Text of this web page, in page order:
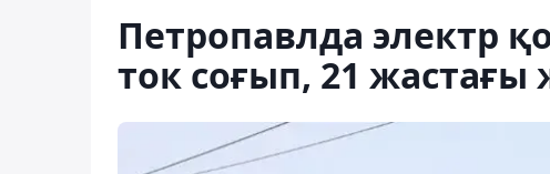
Петропавлда электр
ток соғып, 21